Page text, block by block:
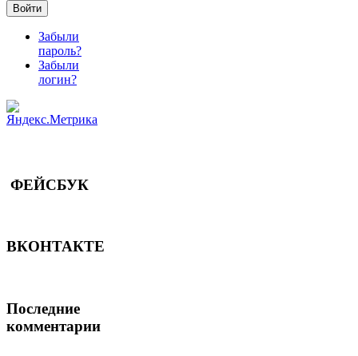
Войти
Забыли
пароль?
Забыли
логин?
ФЕЙСБУК
ВКОНТАКТЕ
Последние
комментарии